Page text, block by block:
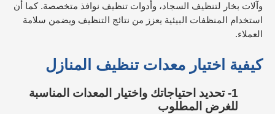
وآلات بخار لتنظيف السجاد، وأدوات تنظيف نوافذ متخصصة. كما أن
استخدام المنظفات البيئية يعزز من نتائج التنظيف ويضمن سلامة
العملاء.
كيفية اختيار معدات تنظيف المنازل
1- تحديد احتياجاتك واختيار المعدات المناسبة
للغرض المطلوب